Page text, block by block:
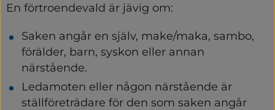
En förtroendevald är jävig om:
Saken angår en själv, make/maka, sambo,
förälder, barn, syskon eller annan
närstående.
Ledamoten eller någon närstående är
ställföreträdare för den som saken angår